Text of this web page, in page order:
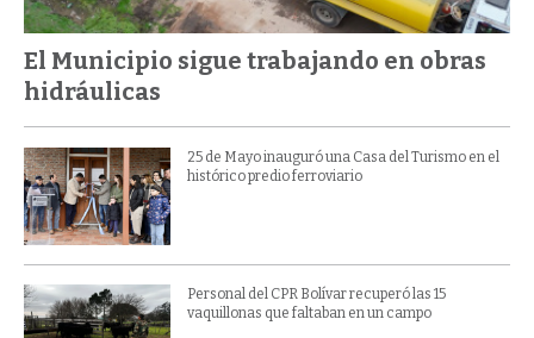
El Municipio sigue trabajando en obras
hidráulicas
25 de Mayo inauguró una Casa del Turismo en el
histórico predio ferroviario
Personal del CPR Bolívar recuperó las 15
vaquillonas que faltaban en un campo